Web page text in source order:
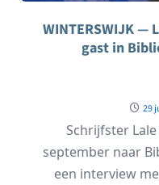
WINTERSWIJK —
gast in
29
Schrijfster
september naar
een interview